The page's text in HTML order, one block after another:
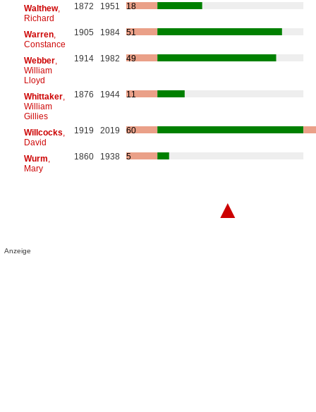
Walthew,
Richard
1872 1951 18
Warren,
Constance
1905 1984 51
Webber,
William
Lloyd
1914 1982 49
Whittaker,
William
Gillies
1876 1944 11
Willcocks
David
1919 2019 60
Wurm
Mary
1860 1938 5
▲
Anzeige